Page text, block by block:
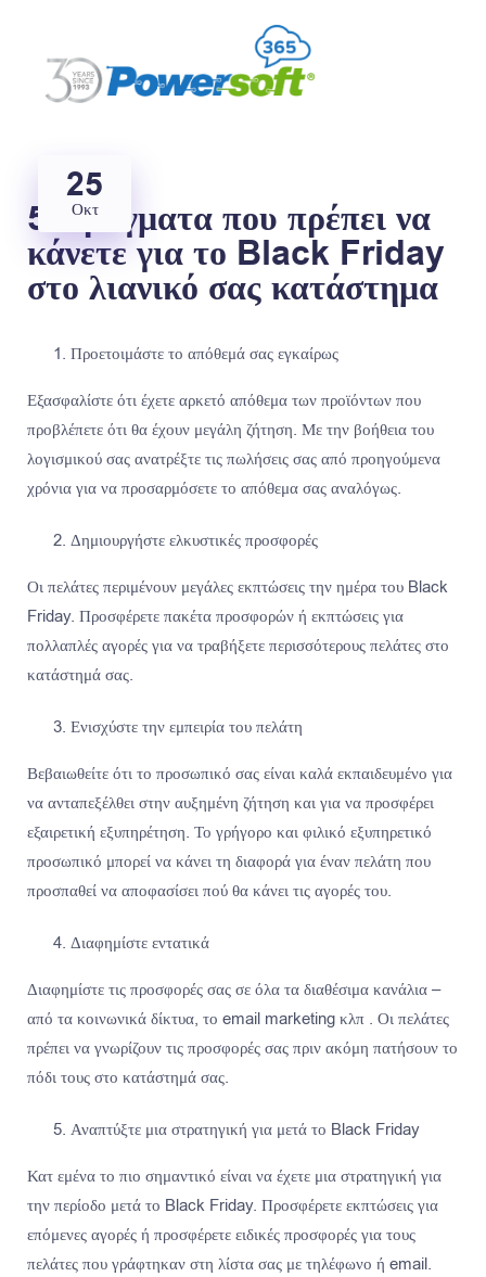
25
Οκτ
5 Πράγματα που πρέπει να
κάνετε για το Black Friday
στο λιανικό σας κατάστημα
Προετοιμάστε το απόθεμά σας εγκαίρως
Εξασφαλίστε ότι έχετε αρκετό απόθεμα των προϊόντων που
προβλέπετε ότι θα έχουν μεγάλη ζήτηση. Με την βοήθεια του
λογισμικού σας ανατρέξτε τις πωλήσεις σας από προηγούμενα
χρόνια για να προσαρμόσετε το απόθεμα σας αναλόγως.
Δημιουργήστε ελκυστικές προσφορές
Οι πελάτες περιμένουν μεγάλες εκπτώσεις την ημέρα του Black
Friday. Προσφέρετε πακέτα προσφορών ή εκπτώσεις για
πολλαπλές αγορές για να τραβήξετε περισσότερους πελάτες στο
κατάστημά σας.
Ενισχύστε την εμπειρία του πελάτη
Βεβαιωθείτε ότι το προσωπικό σας είναι καλά εκπαιδευμένο για
να ανταπεξέλθει στην αυξημένη ζήτηση και για να προσφέρει
εξαιρετική εξυπηρέτηση. Το γρήγορο και φιλικό εξυπηρετικό
προσωπικό μπορεί να κάνει τη διαφορά για έναν πελάτη που
προσπαθεί να αποφασίσει πού θα κάνει τις αγορές του.
Διαφημίστε εντατικά
Διαφημίστε τις προσφορές σας σε όλα τα διαθέσιμα κανάλια –
από τα κοινωνικά δίκτυα, το email marketing κλπ . Οι πελάτες
πρέπει να γνωρίζουν τις προσφορές σας πριν ακόμη πατήσουν το
πόδι τους στο κατάστημά σας.
Αναπτύξτε μια στρατηγική για μετά το Black Friday
Κατ εμένα το πιο σημαντικό είναι να έχετε μια στρατηγική για
την περίοδο μετά το Black Friday. Προσφέρετε εκπτώσεις για
επόμενες αγορές ή προσφέρετε ειδικές προσφορές για τους
πελάτες που γράφτηκαν στη λίστα σας με τηλέφωνο ή email.